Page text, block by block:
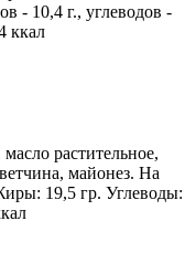
- 10,4 г., углеводов -
ккал
растительное,
майонез. На
19,5 гр. Углеводы: